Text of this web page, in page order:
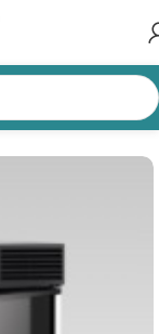
Camion